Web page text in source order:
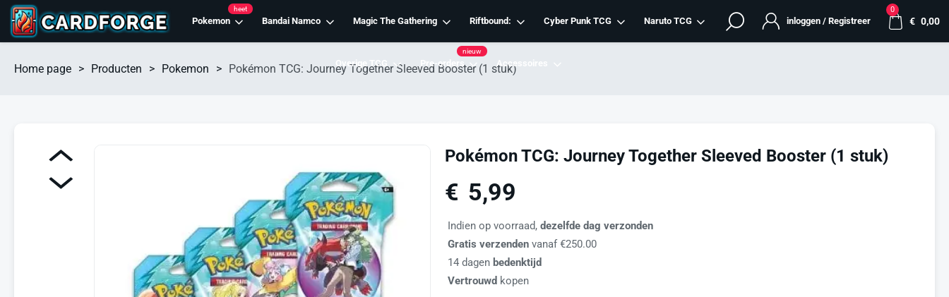
0
€ 0,00
inloggen / Registreer
Pokemon
heet
Bandai Namco Magic The Gathering Riftbound: Cyber Punk TCG Naruto TCG
Overige TCG Pre-orders
nieuw
Accessoires
Home page > Producten > Pokemon > Pokémon TCG: Journey Together Sleeved Booster (1 stuk)
Pokémon TCG: Journey Together Sleeved Booster (1 stuk)
€ 5,99
Indien op voorraad, dezelfde dag verzonden
Gratis verzenden vanaf €250.00
14 dagen bedenktijd
Vertrouwd kopen